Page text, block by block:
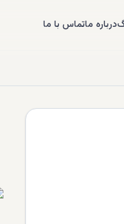
درباره ماتماس با ما